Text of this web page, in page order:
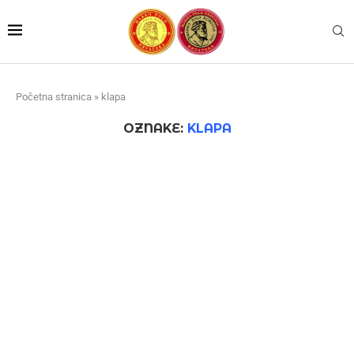
Početna stranica » klapa
OZNAKE: KLAPA